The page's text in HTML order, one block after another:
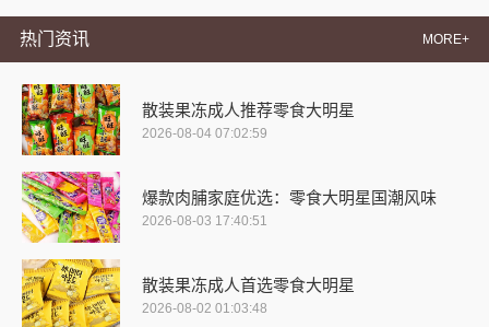
热门资讯 MORE+
散装果冻成人推荐零食大明星
2026-08-04 07:02:59
爆款肉脯家庭优选：零食大明星国潮风味
2026-08-03 17:40:51
散装果冻成人首选零食大明星
2026-08-02 01:03:48